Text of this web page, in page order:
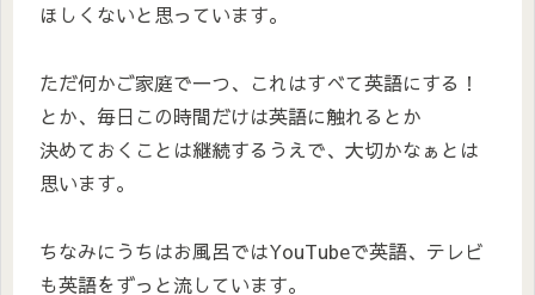
ほしくないと思っています。
ただ何かご家庭で一つ、これはすべて英語にする！
とか、毎日この時間だけは英語に触れるとか
決めておくことは継続するうえで、大切かなぁとは
思います。
ちなみにうちはお風呂ではYouTubeで英語、テレビ
も英語をずっと流しています。